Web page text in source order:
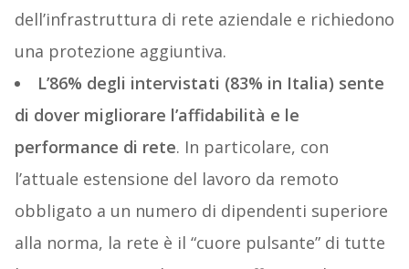
dell’infrastruttura di rete aziendale e richiedono
una protezione aggiuntiva.
L’86% degli intervistati (83% in Italia) sente
di dover migliorare l’affidabilità e le
performance di rete. In particolare, con
l’attuale estensione del lavoro da remoto
obbligato a un numero di dipendenti superiore
alla norma, la rete è il “cuore pulsante” di tutte